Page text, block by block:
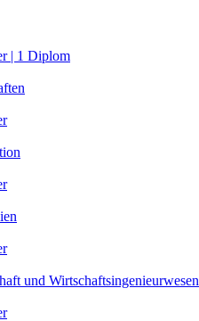
| 1 Diplom
und Wirtschaftsingenieurwesen